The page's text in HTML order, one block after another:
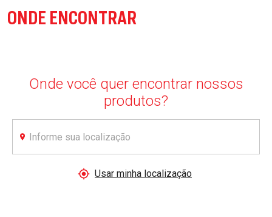
ONDE ENCONTRAR
Onde você quer encontrar nossos
produtos?
Usar minha localização